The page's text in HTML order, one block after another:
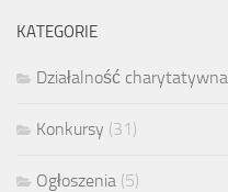
KATEGORIE
Działalność charytatywna
Konkursy (31)
Ogłoszenia (5)